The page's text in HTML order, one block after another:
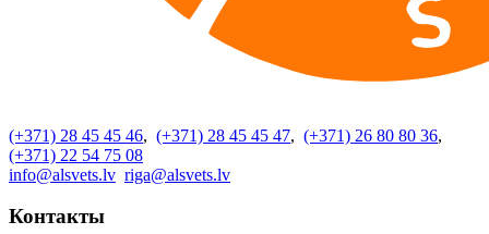
(+371) 28 45 45 46, (+371) 28 45 45 47, (+371) 26 80 80 36,
(+371) 22 54 75 08
info@alsvets.lv riga@alsvets.lv
Контакты